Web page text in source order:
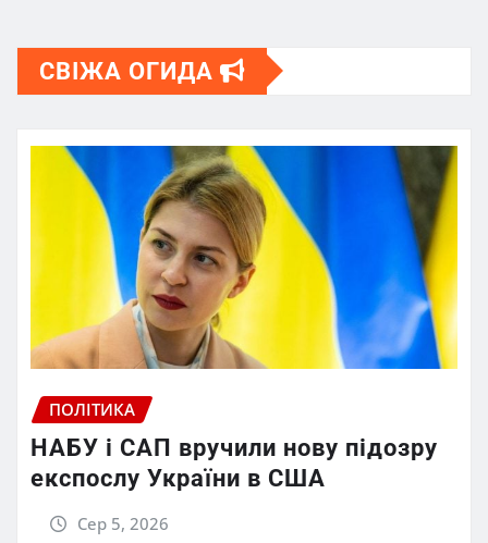
СВІЖА ОГИДА
ПОЛІТИКА
НАБУ і САП вручили нову підозру
експослу України в США
Сер 5, 2026